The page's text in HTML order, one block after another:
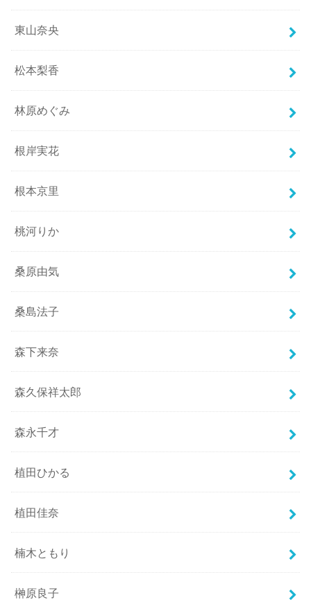
東山奈央
松本梨香
林原めぐみ
根岸実花
根本京里
桃河りか
桑原由気
桑島法子
森下来奈
森久保祥太郎
森永千才
植田ひかる
植田佳奈
楠木ともり
榊原良子